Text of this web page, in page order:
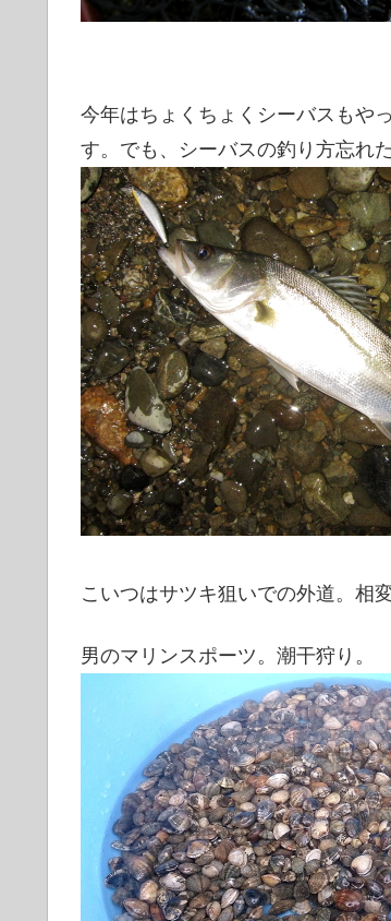
今年はちょくちょくシーバスもや
す。でも、シーバスの釣り方忘れ
こいつはサツキ狙いでの外道。相
男のマリンスポーツ。潮干狩り。